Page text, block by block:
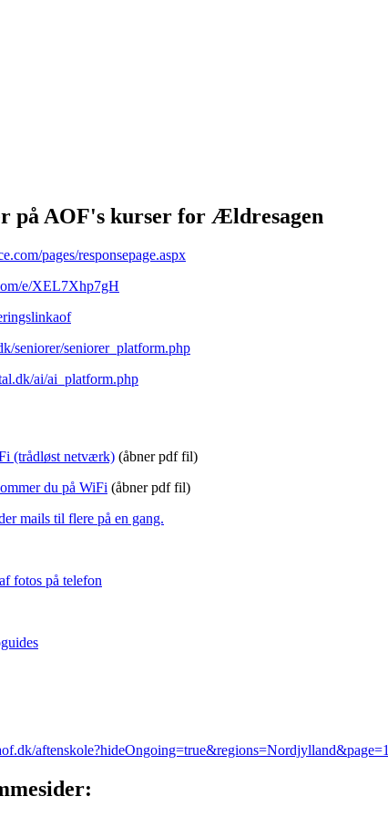
på AOF's kurser for Ældresagen
pages/responsepage.aspx
e/XEL7Xhp7gH
seniorer/seniorer_platform.php
ai/ai_platform.php
(trådløst netværk) (åbner pdf fil)
du på WiFi (åbner pdf fil)
mails til flere på en gang.
fotos på telefon
aftenskole?hideOngoing=true&regions=Nordjylland&page=1